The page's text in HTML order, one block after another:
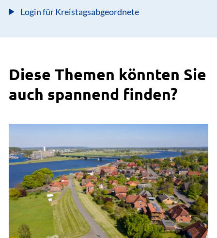
Login für Kreistagsabgeordnete
Diese Themen könnten Sie
auch spannend finden?